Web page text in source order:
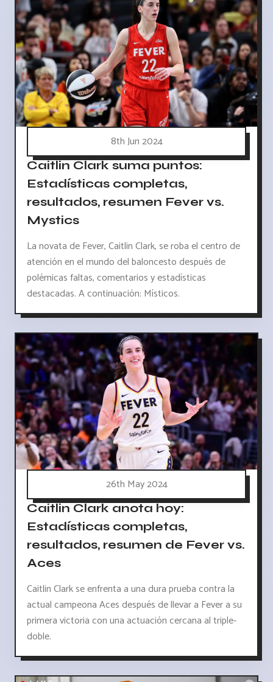
8th Jun 2024
Caitlin Clark suma puntos:
Estadísticas completas,
resultados, resumen Fever vs.
Mystics
La novata de Fever, Caitlin Clark, se roba el centro de
atención en el mundo del baloncesto después de
polémicas faltas, comentarios y estadísticas
destacadas. A continuación: Místicos.
26th May 2024
Caitlin Clark anota hoy:
Estadísticas completas,
resultados, resumen de Fever vs.
Aces
Caitlin Clark se enfrenta a una dura prueba contra la
actual campeona Aces después de llevar a Fever a su
primera victoria con una actuación cercana al triple-
doble.